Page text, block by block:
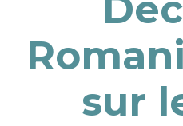
sur